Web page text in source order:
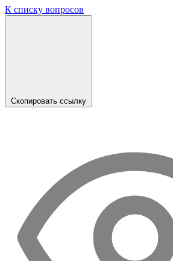
К списку вопросов
Скопировать ссылку